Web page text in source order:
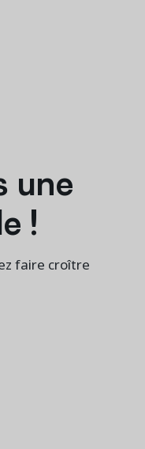
une
!
faire croître